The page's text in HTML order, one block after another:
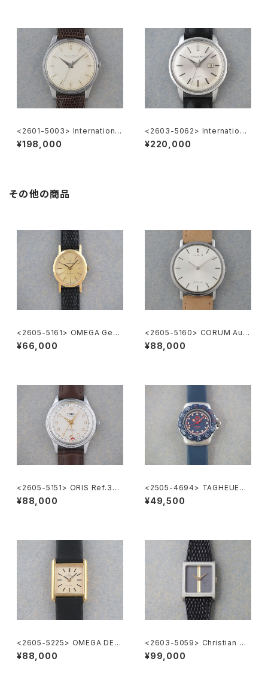
<2601-5003> International
National Watch Co. Cal.89
¥198,000
<2603-5062> International
National Co. Ref.648A
¥220,000
その他の商品
<2605-5161> OMEGA Gene
ve
¥66,000
<2605-5160> CORUM Auto
matic
¥88,000
<2605-5151> ORIS Ref.302
-7285B ”POINTER DATE"
¥88,000
<2505-4694> TAGHEUER
FORMULA1
¥49,500
<2605-5225> OMEGA DE V
ILE
¥88,000
<2603-5059> Christian Di
or
¥99,000